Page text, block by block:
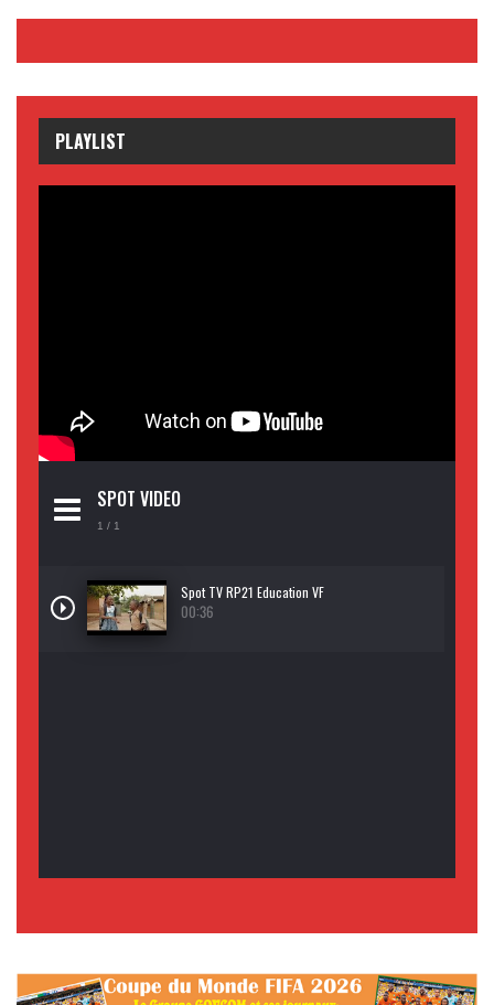
PLAYLIST
SPOT VIDEO
1 / 1
Spot TV RP21 Education VF
00:36